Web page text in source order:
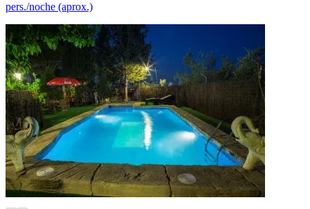
pers./noche (aprox.)